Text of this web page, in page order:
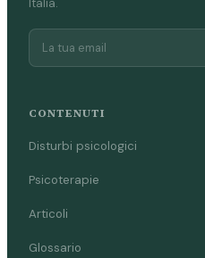
CONTENUTI
Disturbi psicologici
Psicoterapie
Articoli
Glossario